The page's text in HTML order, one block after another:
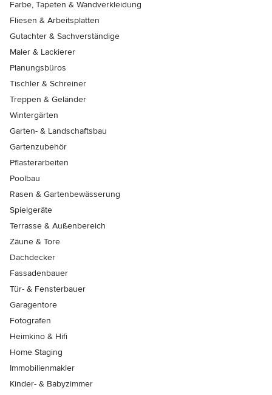
Farbe, Tapeten & Wandverkleidung
Fliesen & Arbeitsplatten
Gutachter & Sachverständige
Maler & Lackierer
Planungsbüros
Tischler & Schreiner
Treppen & Geländer
Wintergärten
Garten- & Landschaftsbau
Gartenzubehör
Pflasterarbeiten
Poolbau
Rasen & Gartenbewässerung
Spielgeräte
Terrasse & Außenbereich
Zäune & Tore
Dachdecker
Fassadenbauer
Tür- & Fensterbauer
Garagentore
Fotografen
Heimkino & Hifi
Home Staging
Immobilienmakler
Kinder- & Babyzimmer